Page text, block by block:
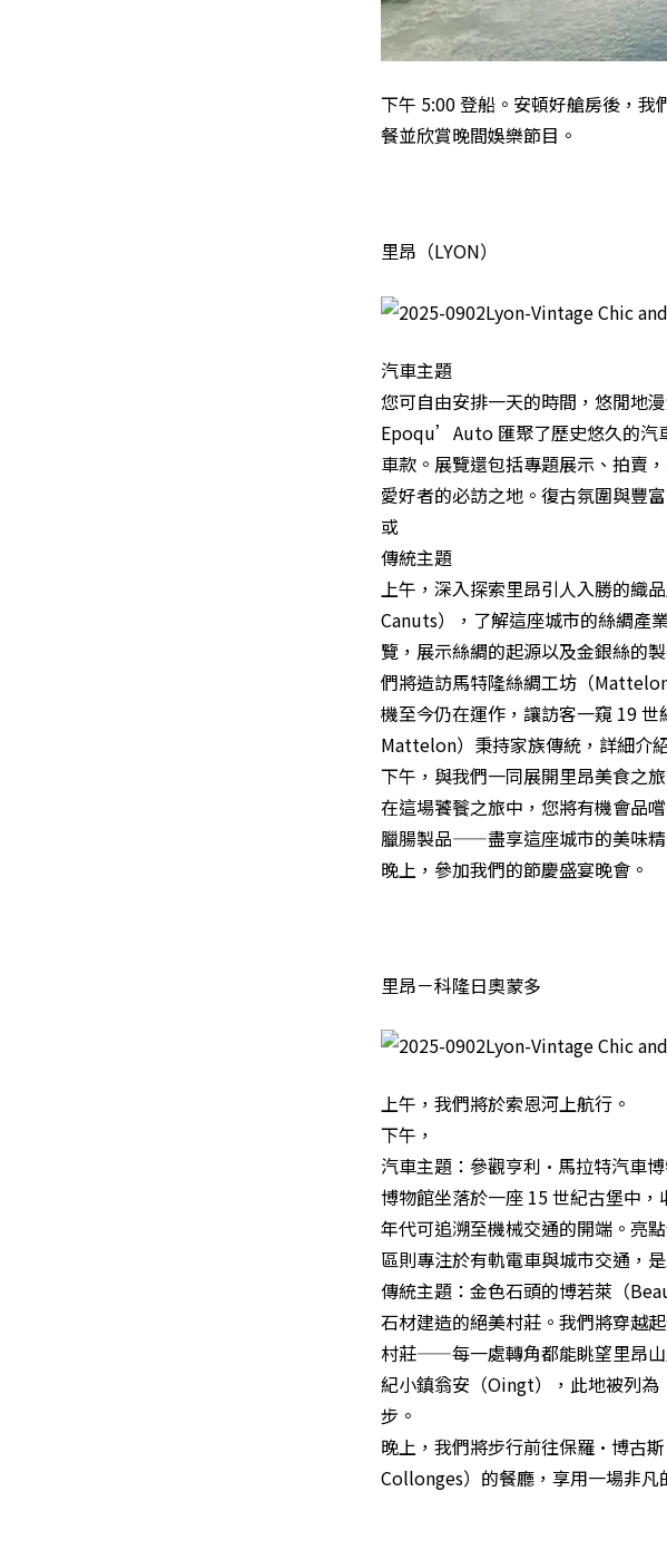
下午 5:00 登船。安頓好艙房後，
餐並欣賞晚間娛樂節目。
里昂（LYON）
汽車主題
您可自由安排一天的時間，悠閒地
Epoqu’Auto 匯聚了歷史悠久的汽
車款。展覽還包括專題展示、拍賣
愛好者的必訪之地。復古氛圍與豐
或
傳統主題
上午，深入探索里昂引人入勝的織
Canuts），了解這座城市的絲綢產
覽，展示絲綢的起源以及金銀絲的
們將造訪馬特隆絲綢工坊（
機至今仍在運作，讓訪客一窺 19
Mattelon）秉持家族傳統，詳細介
下午，與我們一同展開里昂美食之
在這場饕餮之旅中，您將有機會品
臘腸製品——盡享這座城市的美味精
晚上，參加我們的節慶盛宴晚會。
里昂－科隆日奧蒙多
上午，我們將於索恩河上航行。
下午，
汽車主題：參觀亨利·馬拉特汽車
博物館坐落於一座 15 世紀古堡中
年代可追溯至機械交通的開端。亮
區則專注於有軌電車與城市交通，
傳統主題：金色石頭的博若萊（
石材建造的絕美村莊。我們將穿越
村莊——每一處轉角都能眺望里昂山
紀小鎮翁安（Oingt），此地被列
步。
晚上，我們將步行前往保羅·博古
Collonges）的餐廳，享用一場非凡